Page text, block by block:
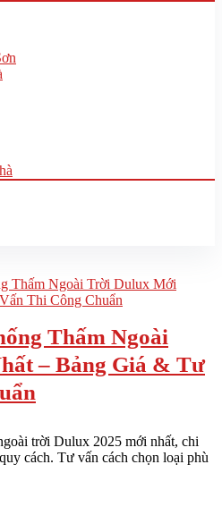
Thấm Ngoài
– Bảng Giá & Tư
trời Dulux 2025 mới nhất, chi
cách. Tư vấn cách chọn loại phù